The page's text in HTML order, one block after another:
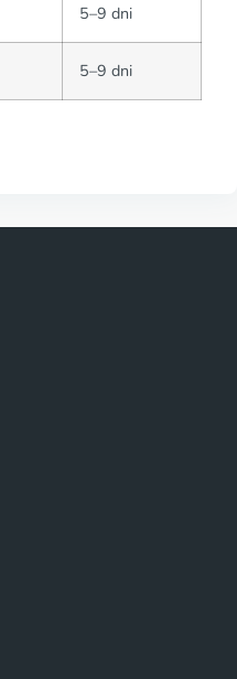
5–9 dni
5–9 dni